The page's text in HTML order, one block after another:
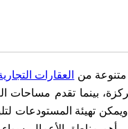
متنوعة من العقارات
بينما تقدم
تهيئة المستودعات